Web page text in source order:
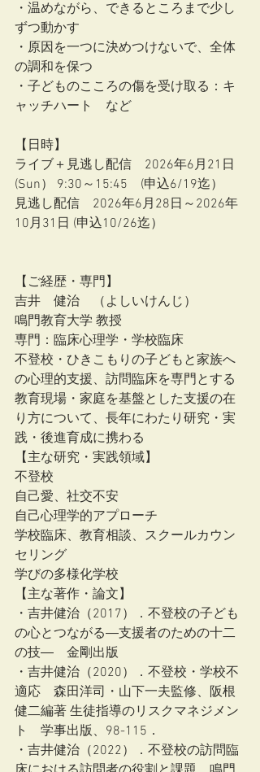
・温めながら、できるところまで少し
ずつ動かす
・原因を一つに決めつけないで、全体
の調和を保つ
・子どものこころの傷を受け取る：キ
ャッチハート　など
【日時】
ライブ＋見逃し配信　2026年6月21日
(Sun） 9:30～15:45　(申込6/19迄）
見逃し配信　2026年6月28日～2026年
10月31日 (申込10/26迄）
【ご経歴・専門】
吉井　健治　（よしいけんじ）
鳴門教育大学 教授
専門：臨床心理学・学校臨床
不登校・ひきこもりの子どもと家族へ
の心理的支援、訪問臨床を専門とする
教育現場・家庭を基盤とした支援の在
り方について、長年にわたり研究・実
践・後進育成に携わる
【主な研究・実践領域】
不登校
自己愛、社交不安
自己心理学的アプローチ
学校臨床、教育相談、スクールカウン
セリング
学びの多様化学校
【主な著作・論文】
・吉井健治（2017）．不登校の子ども
の心とつながる―支援者のための十二
の技―　金剛出版
・吉井健治（2020）．不登校・学校不
適応　森田洋司・山下一夫監修、阪根
健二編著 生徒指導のリスクマネジメン
ト　学事出版、98-115．
・吉井健治（2022）．不登校の訪問臨